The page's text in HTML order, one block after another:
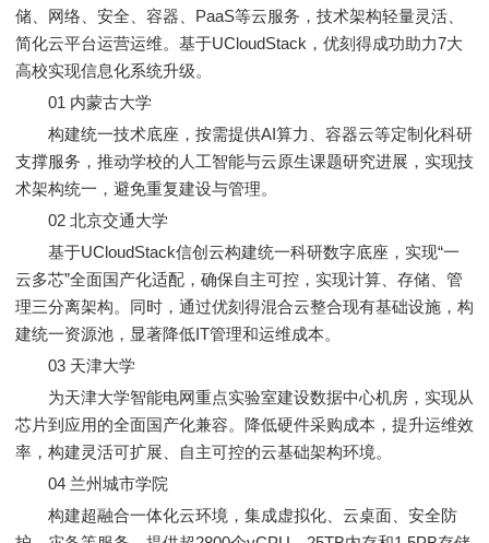
储、网络、安全、容器、PaaS等云服务，技术架构轻量灵活、
简化云平台运营运维。基于UCloudStack，优刻得成功助力7大
高校实现信息化系统升级。
01 内蒙古大学
构建统一技术底座，按需提供AI算力、容器云等定制化科研
支撑服务，推动学校的人工智能与云原生课题研究进展，实现技
术架构统一，避免重复建设与管理。
02 北京交通大学
基于UCloudStack信创云构建统一科研数字底座，实现“一
云多芯”全面国产化适配，确保自主可控，实现计算、存储、管
理三分离架构。同时，通过优刻得混合云整合现有基础设施，构
建统一资源池，显著降低IT管理和运维成本。
03 天津大学
为天津大学智能电网重点实验室建设数据中心机房，实现从
芯片到应用的全面国产化兼容。降低硬件采购成本，提升运维效
率，构建灵活可扩展、自主可控的云基础架构环境。
04 兰州城市学院
构建超融合一体化云环境，集成虚拟化、云桌面、安全防